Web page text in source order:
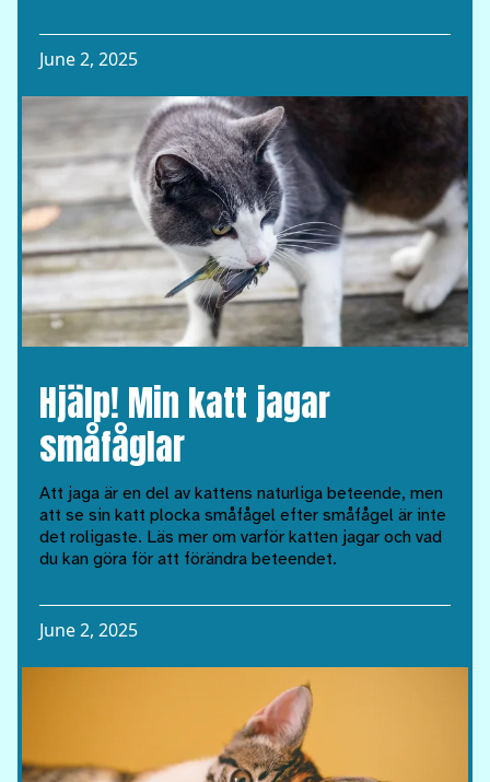
June 2, 2025
Hjälp! Min katt jagar
småfåglar
Att jaga är en del av kattens naturliga beteende, men
att se sin katt plocka småfågel efter småfågel är inte
det roligaste. Läs mer om varför katten jagar och vad
du kan göra för att förändra beteendet.
June 2, 2025